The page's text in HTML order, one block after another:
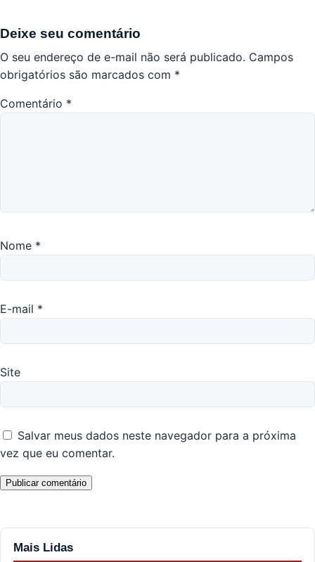
Deixe seu comentário
O seu endereço de e-mail não será publicado. Campos
obrigatórios são marcados com *
Comentário *
Nome *
E-mail *
Site
Salvar meus dados neste navegador para a próxima
vez que eu comentar.
Mais Lidas